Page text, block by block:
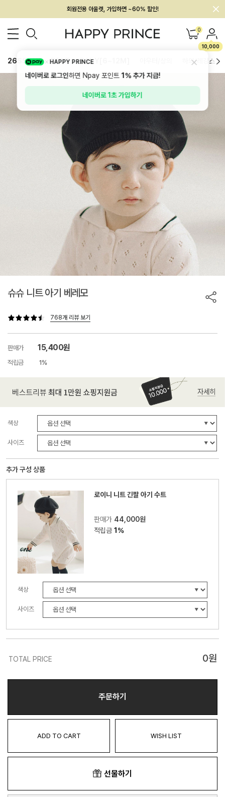
회원전용 아울렛, 가입하면 ~60% 할인!
멤버십 최대 28,000원 혜택 0
10,000
26SS 신상 BEST BABY[6~12M] 하의/레깅스
슈슈 니트 아기 베레모
768개 리뷰 보기
판매가 15,400원
적립금 1%
색상
사이즈
추가 구성 상품
로이니 니트 긴팔 아기 수트
판매가 44,000원
적립금1%
색상
사이즈
TOTAL PRICE 0원
주문하기
ADD TO CART WISH LIST
선물하기
HAPPY PRINCE
네이버로 로그인하면 Npay 포인트1%추가 지급!
네이버로 1초 가입하기